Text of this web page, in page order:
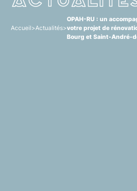
Accueil>Actualités>
OPAH-RU : un
votre projet de
Bourg et Saint-André-